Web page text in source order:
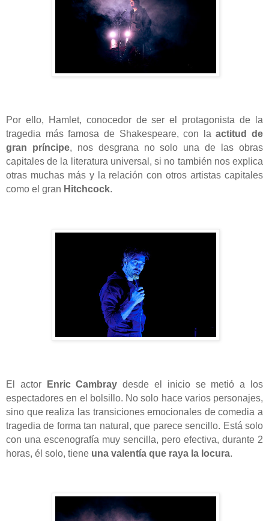
Por ello, Hamlet, conocedor de ser el protagonista de la
tragedia más famosa de Shakespeare, con laactitud de
gran príncipe, nos desgrana no solo una de las obras
capitales de la literatura universal, si no también nos explica
otras muchas más y la relación con otros artistas capitales
como el gran Hitchcock.
El actor Enric Cambraydesde el inicio se metió a los
espectadores en el bolsillo. No solo hace varios personajes,
sino que realiza las transiciones emocionales de comedia a
tragedia de forma tan natural, que parece sencillo. Está solo
con una escenografía muy sencilla, pero efectiva, durante 2
horas, él solo, tiene una valentía que raya la locura.